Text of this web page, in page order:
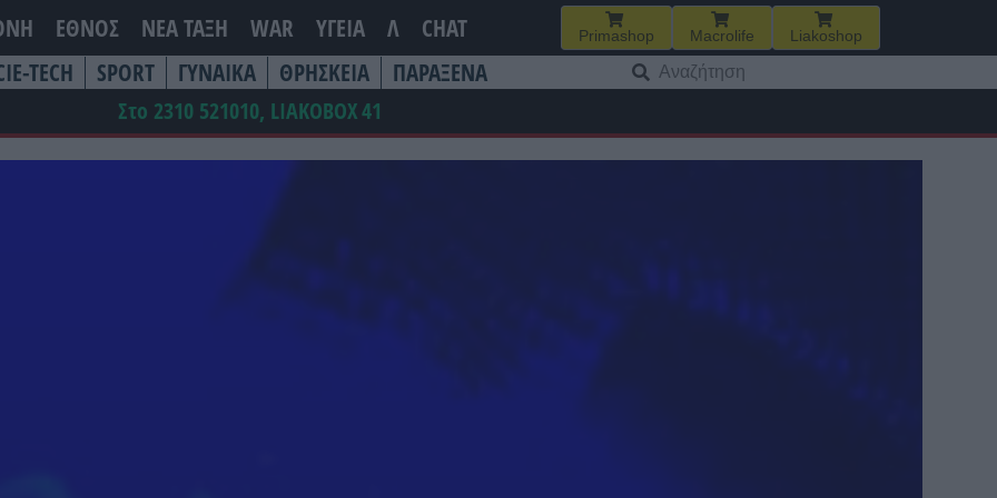
ΕΘΝΟΣ ΝΕΑ ΤΆΞΗ WAR ΥΓΕΙΑ Λ CHAT Primashop Macrolife Liakoshop
TECH SPORT ΓΥΝΑΙΚΑ ΘΡΗΣΚΕΙΑ ΠΑΡΑΞΕΝΑ
για:
Στο 2310 521010, LIAKOBOX41